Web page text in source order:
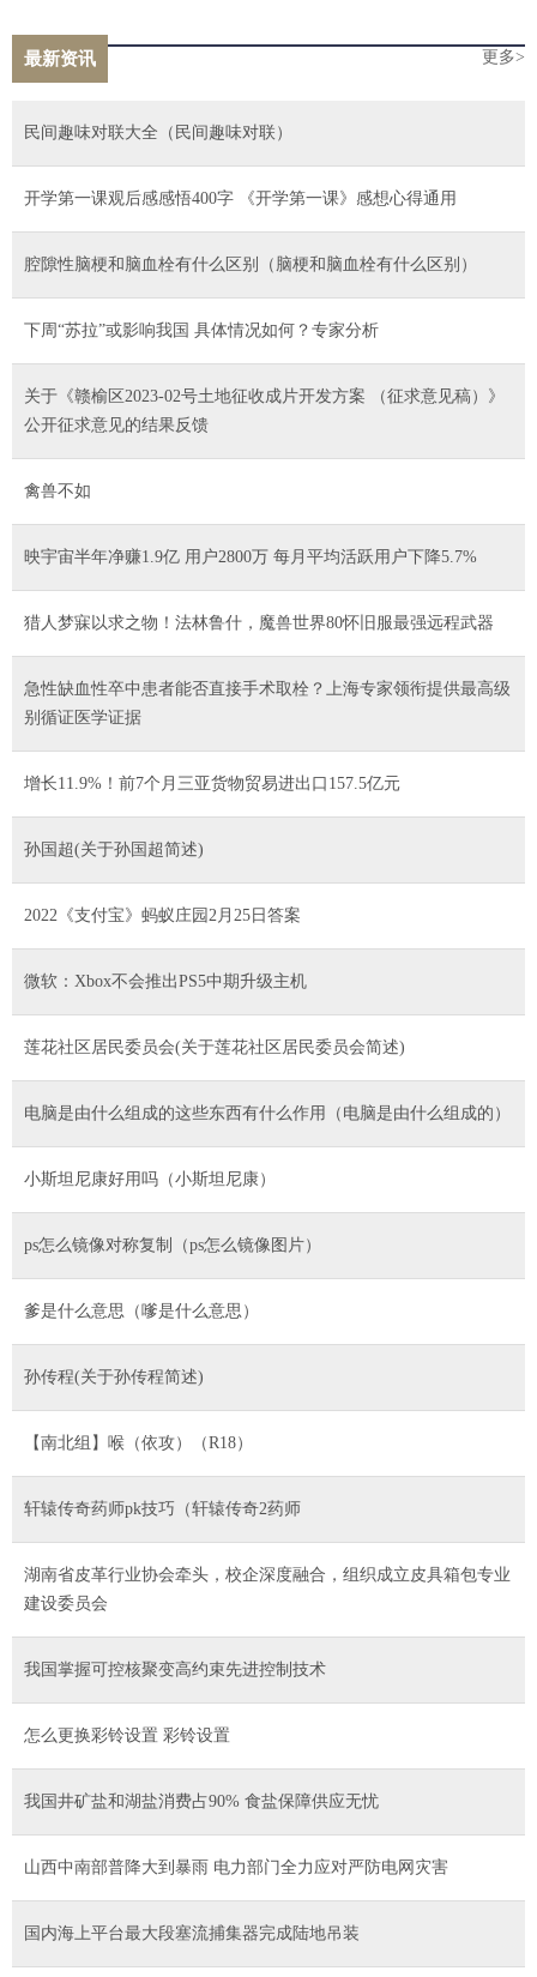
最新资讯 更多>
民间趣味对联大全（民间趣味对联）
开学第一课观后感感悟400字 《开学第一课》感想心得通用
腔隙性脑梗和脑血栓有什么区别（脑梗和脑血栓有什么区别）
下周“苏拉”或影响我国 具体情况如何？专家分析
关于《赣榆区2023-02号土地征收成片开发方案 （征求意见稿）》
公开征求意见的结果反馈
禽兽不如
映宇宙半年净赚1.9亿 用户2800万 每月平均活跃用户下降5.7%
猎人梦寐以求之物！法林鲁什，魔兽世界80怀旧服最强远程武器
急性缺血性卒中患者能否直接手术取栓？上海专家领衔提供最高级
别循证医学证据
增长11.9%！前7个月三亚货物贸易进出口157.5亿元
孙国超(关于孙国超简述)
2022《支付宝》蚂蚁庄园2月25日答案
微软：Xbox不会推出PS5中期升级主机
莲花社区居民委员会(关于莲花社区居民委员会简述)
电脑是由什么组成的这些东西有什么作用（电脑是由什么组成的）
小斯坦尼康好用吗（小斯坦尼康）
ps怎么镜像对称复制（ps怎么镜像图片）
爹是什么意思（嗲是什么意思）
孙传程(关于孙传程简述)
【南北组】喉（依攻）（R18）
轩辕传奇药师pk技巧（轩辕传奇2药师
湖南省皮革行业协会牵头，校企深度融合，组织成立皮具箱包专业
建设委员会
我国掌握可控核聚变高约束先进控制技术
怎么更换彩铃设置 彩铃设置
我国井矿盐和湖盐消费占90% 食盐保障供应无忧
山西中南部普降大到暴雨 电力部门全力应对严防电网灾害
国内海上平台最大段塞流捕集器完成陆地吊装